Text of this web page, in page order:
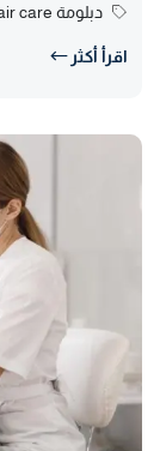
دبلومة Skine care and Hair care
اقرأ أكثر